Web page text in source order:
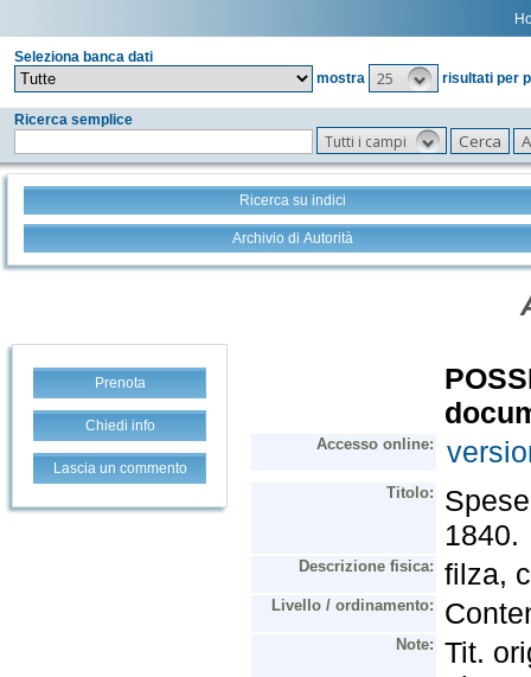
Seleziona banca dati
mostra
25 risultati per
Ricerca semplice
Tutti i campi
Ricerca su indici
Archivio di Autorità
Prenota
Chiedi info
Lascia un commento